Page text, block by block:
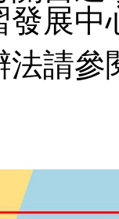
發展中
法請參